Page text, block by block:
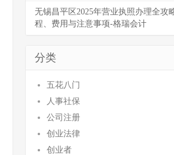
无锡昌平区2025年营业执照办理全攻
程、费用与注意事项-格瑞会计
分类
五花八门
人事社保
公司注册
创业法律
创业者